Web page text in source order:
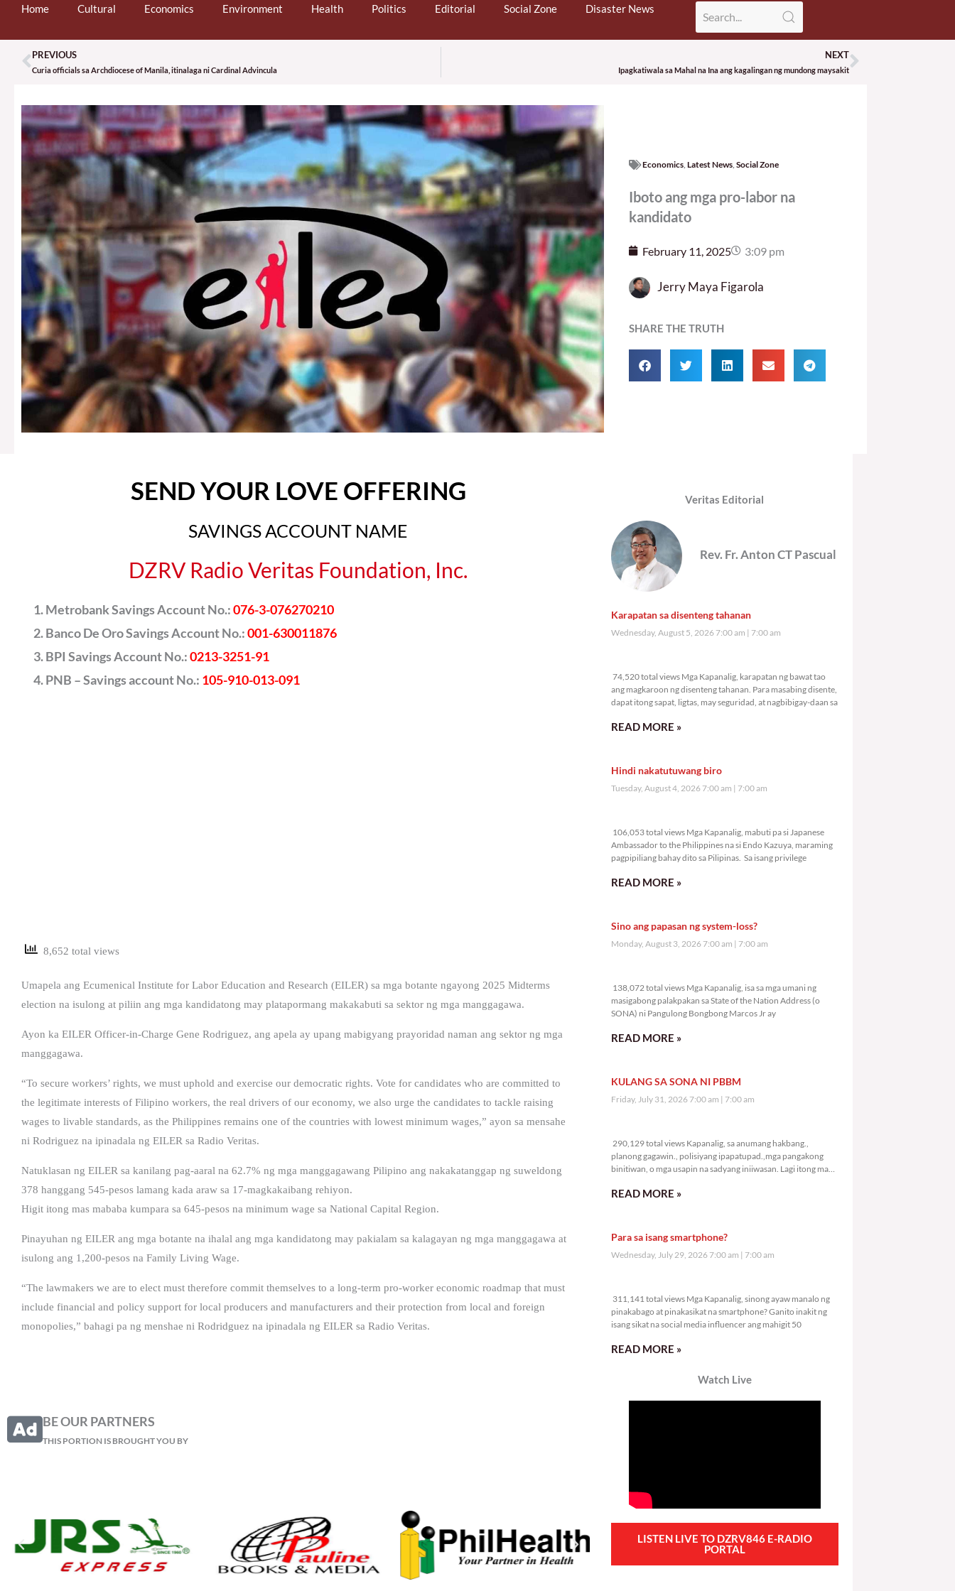
Home Cultural Economics Environment Health Politics Editorial Social Zone Disaster News
Prev
PREVIOUS
Curia officials sa Archdiocese of Manila, itinalaga ni Cardinal Advincula
NEXT
Ipagkatiwala sa Mahal na Ina ang kagalingan ng mundong maysakitNext
Economics, Latest News, Social Zone
Iboto ang mga pro-labor na
kandidato
February 11, 2025 3:09 pm
Jerry Maya Figarola
SHARE THE TRUTH
SEND YOUR LOVE OFFERING
SAVINGS ACCOUNT NAME
DZRV Radio Veritas Foundation, Inc.
Metrobank Savings Account No.:076-3-076270210
Banco De Oro Savings Account No.:001-630011876
BPI Savings Account No.:0213-3251-91
PNB – Savings account No.: 105-910-013-091
8,652 total views
Umapela ang Ecumenical Institute for Labor Education and Research (EILER) sa mga botante ngayong 2025 Midterms
election na isulong at piliin ang mga kandidatong may platapormang makakabuti sa sektor ng mga manggagawa.
Ayon ka EILER Officer-in-Charge Gene Rodriguez, ang apela ay upang mabigyang prayoridad naman ang sektor ng mga
manggagawa.
“To secure workers’ rights, we must uphold and exercise our democratic rights. Vote for candidates who are committed to
the legitimate interests of Filipino workers, the real drivers of our economy, we also urge the candidates to tackle raising
wages to livable standards, as the Philippines remains one of the countries with lowest minimum wages,” ayon sa mensahe
ni Rodriguez na ipinadala ng EILER sa Radio Veritas.
Natuklasan ng EILER sa kanilang pag-aaral na 62.7% ng mga manggagawang Pilipino ang nakakatanggap ng suweldong
378 hanggang 545-pesos lamang kada araw sa 17-magkakaibang rehiyon.
Higit itong mas mababa kumpara sa 645-pesos na minimum wage sa National Capital Region.
Pinayuhan ng EILER ang mga botante na ihalal ang mga kandidatong may pakialam sa kalagayan ng mga manggagawa at
isulong ang 1,200-pesos na Family Living Wage.
“The lawmakers we are to elect must therefore commit themselves to a long-term pro-worker economic roadmap that must
include financial and policy support for local producers and manufacturers and their protection from local and foreign
monopolies,” bahagi pa ng menshae ni Rodridguez na ipinadala ng EILER sa Radio Veritas.
BE OUR PARTNERS
THIS PORTION IS BROUGHT YOU BY
Veritas Editorial
Rev. Fr. Anton CT Pascual
Karapatan sa disenteng tahanan
Wednesday, August 5, 2026 7:00 am 7:00 am
74,520 total views Mga Kapanalig, karapatan ng bawat tao
ang magkaroon ng disenteng tahanan. Para masabing disente,
dapat itong sapat, ligtas, may seguridad, at nagbibigay-daan sa
READ MORE »
Hindi nakatutuwang biro
Tuesday, August 4, 2026 7:00 am 7:00 am
106,053 total views Mga Kapanalig, mabuti pa si Japanese
Ambassador to the Philippines na si Endo Kazuya, maraming
pagpipiliang bahay dito sa Pilipinas. Sa isang privilege
READ MORE »
Sino ang papasan ng system-loss?
Monday, August 3, 2026 7:00 am 7:00 am
138,072 total views Mga Kapanalig, isa sa mga umani ng
masigabong palakpakan sa State of the Nation Address (o
SONA) ni Pangulong Bongbong Marcos Jr ay
READ MORE »
KULANG SA SONA NI PBBM
Friday, July 31, 2026 7:00 am 7:00 am
290,129 total views Kapanalig, sa anumang hakbang.,
planong gagawin., polisiyang ipapatupad.,mga pangakong
binitiwan, o mga usapin na sadyang iniiwasan. Lagi itong may
READ MORE »
Para sa isang smartphone?
Wednesday, July 29, 2026 7:00 am 7:00 am
311,141 total views Mga Kapanalig, sinong ayaw manalo ng
pinakabago at pinakasikat na smartphone? Ganito inakit ng
isang sikat na social media influencer ang mahigit 50
READ MORE »
Watch Live
LISTEN LIVE TO DZRV846 E-RADIO
PORTAL